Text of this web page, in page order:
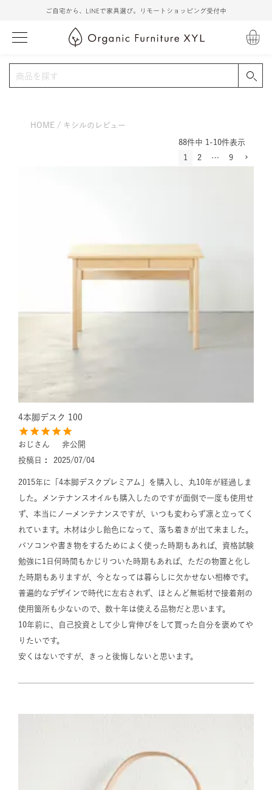
ご自宅から、LINEで家具選び。リモートショッピング受付中
HOME キシルのレビュー
88件中 1 -10件表示
1
2 … 9
4本脚デスク 100
おじさん
非公開
投稿日
2025/07/04
2015年に「4本脚デスクプレミアム」を購入し、丸10年が経過しま
した。メンテナンスオイルも購入したのですが面倒で一度も使用せ
ず、本当にノーメンテナンスですが、いつも変わらず凛と立ってく
れています。木材は少し飴色になって、落ち着きが出て来ました。
パソコンや書き物をするためによく使った時期もあれば、資格試験
勉強に1日何時間もかじりついた時期もあれば、ただの物置と化し
た時期もありますが、今となっては暮らしに欠かせない相棒です。
普遍的なデザインで時代に左右されず、ほとんど無垢材で接着剤の
使用箇所も少ないので、数十年は使える品物だと思います。
10年前に、自己投資として少し背伸びをして買った自分を褒めてや
りたいです。
安くはないですが、きっと後悔しないと思います。